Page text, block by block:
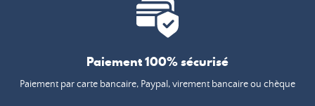
Paiement 100% sécurisé
Paiement par carte bancaire, Paypal, virement bancaire ou chèque